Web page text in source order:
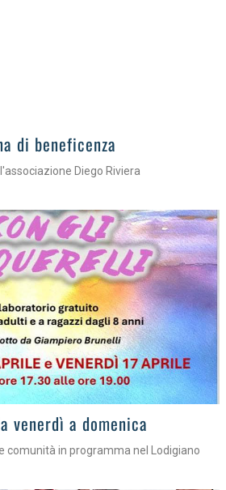
di beneficenza
l'associazione Diego Riviera
venerdì a domenica
comunità in programma nel Lodigiano